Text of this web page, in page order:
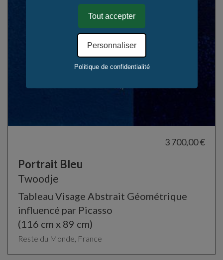
3 700,00 €
Portrait Bleu
Twoodje
Tableau Visage Abstrait Géométrique
influencé par Picasso
(116 cm x 89 cm)
Reste du Monde, France
Tout accepter
Personnaliser
Politique de confidentialité